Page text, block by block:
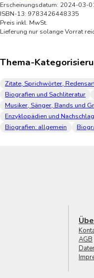
Erscheinungsdatum: 2024-03-
ISBN-13: 9783426448335
Preis inkl. MwSt.
Lieferung nur solange Vorrat
Thema-
Zitate, Sprichwörter,
Biografien und Sachliteratur
Musiker, Sänger, Bands und
Enzyklopädien und
Biografien: allgemein
AGB